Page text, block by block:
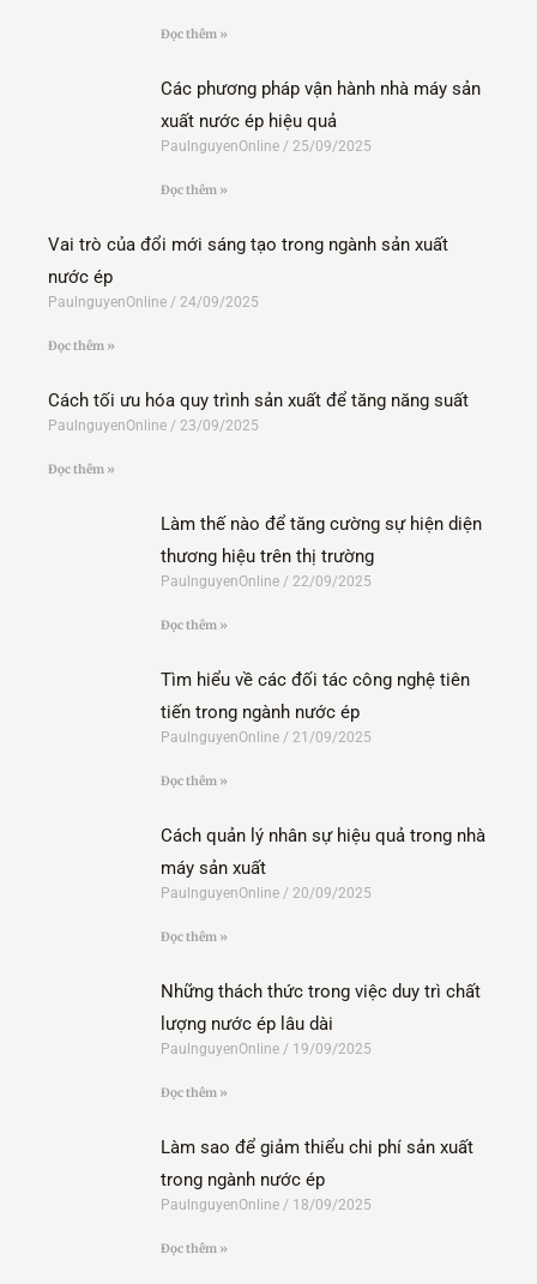
Đọc thêm »
Các phương pháp vận hành nhà máy sản
xuất nước ép hiệu quả
PaulnguyenOnline 25/09/2025
Đọc thêm »
Vai trò của đổi mới sáng tạo trong ngành sản xuất
nước ép
PaulnguyenOnline 24/09/2025
Đọc thêm »
Cách tối ưu hóa quy trình sản xuất để tăng năng suất
PaulnguyenOnline 23/09/2025
Đọc thêm »
Làm thế nào để tăng cường sự hiện diện
thương hiệu trên thị trường
PaulnguyenOnline 22/09/2025
Đọc thêm »
Tìm hiểu về các đối tác công nghệ tiên
tiến trong ngành nước ép
PaulnguyenOnline 21/09/2025
Đọc thêm »
Cách quản lý nhân sự hiệu quả trong nhà
máy sản xuất
PaulnguyenOnline 20/09/2025
Đọc thêm »
Những thách thức trong việc duy trì chất
lượng nước ép lâu dài
PaulnguyenOnline 19/09/2025
Đọc thêm »
Làm sao để giảm thiểu chi phí sản xuất
trong ngành nước ép
PaulnguyenOnline 18/09/2025
Đọc thêm »